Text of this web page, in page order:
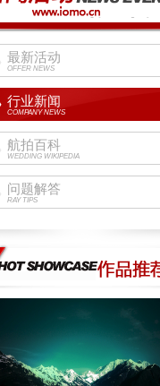
最新活动
OFFER NEWS
行业新闻
COMPANY NEWS
航拍百科
WEDDING WIKIPEDIA
问题解答
RAY TIPS